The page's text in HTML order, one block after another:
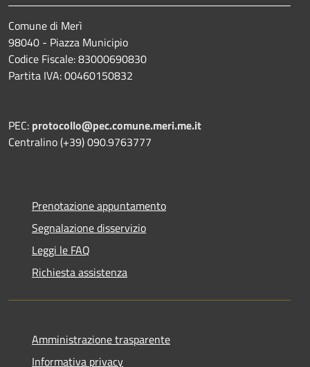
Comune di Merì
98040 - Piazza Municipio
Codice Fiscale: 83000690830
Partita IVA: 00460150832
PEC: protocollo@pec.comune.meri.me.it
Centralino (+39) 090.9763777
Prenotazione appuntamento
Segnalazione disservizio
Leggi le FAQ
Richiesta assistenza
Amministrazione trasparente
Informativa privacy